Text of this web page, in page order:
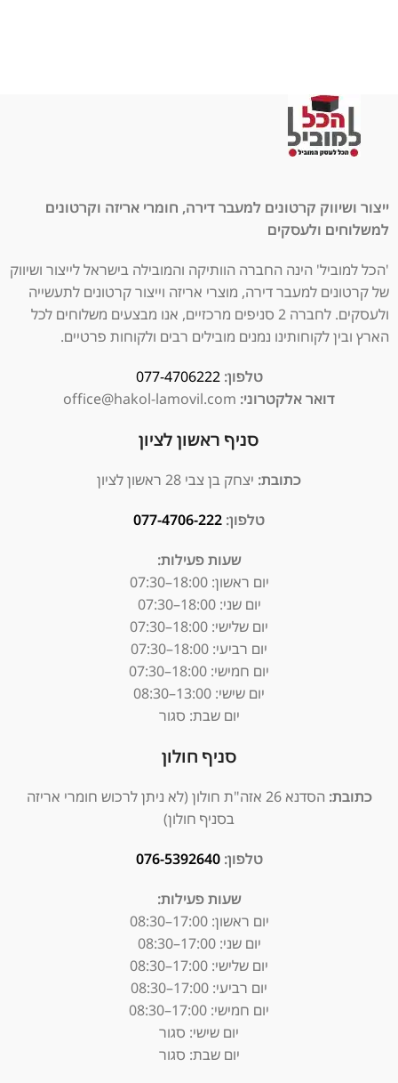
ייצור ושיווק קרטונים למעבר דירה, חומרי אריזה וקרטונים
למשלוחים ולעסקים
'הכל למוביל' הינה החברה הוותיקה והמובילה בישראל לייצור ושיווק
של קרטונים למעבר דירה, מוצרי אריזה וייצור קרטונים לתעשייה
ולעסקים. לחברה 2 סניפים מרכזיים, אנו מבצעים משלוחים לכל
הארץ ובין לקוחותינו נמנים מובילים רבים ולקוחות פרטיים.
טלפון: 077-4706222
דואר אלקטרוני:
סניף ראשון לציון
כתובת: יצחק בן צבי 28 ראשון לציון
טלפון: 077-4706-222
שעות פעילות:
יום ראשון:18:00–07:30
יום שני: 18:00–07:30
יום שלישי: 18:00–07:30
יום רביעי: 18:00–07:30
יום חמישי: 18:00–07:30
יום שישי: 13:00–08:30
יום שבת: סגור
סניף חולון
כתובת:
הסדנא 26 אזה"ת חולון (לא ניתן לרכוש חומרי אריזה
בסניף חולון)
טלפון: 076-5392640
שעות פעילות:
יום ראשון: 17:00–08:30
יום שני: 17:00–08:30
יום שלישי: 17:00–08:30
יום רביעי: 17:00–08:30
יום חמישי: 17:00–08:30
יום שישי: סגור
יום שבת: סגור